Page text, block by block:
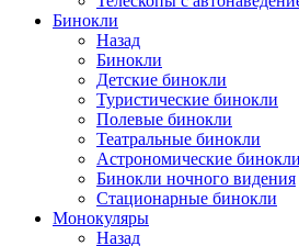
Бинокли
Назад
Бинокли
Детские бинокли
Туристические бинокли
Полевые бинокли
Театральные бинокли
Астрономические бинокли
Бинокли ночного видения
Стационарные бинокли
Монокуляры
Назад